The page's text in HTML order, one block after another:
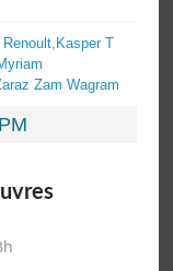
Kasper T
Zam Wagram